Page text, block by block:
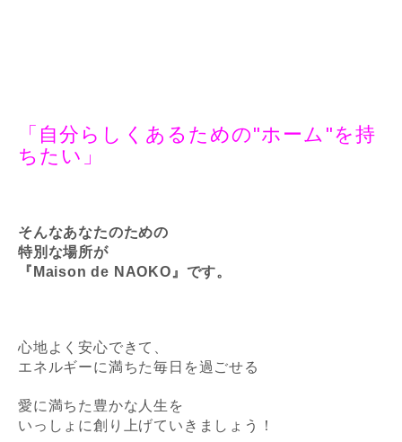
「自分らしくあるための"ホーム"を持
ちたい」
そんなあなたのための
特別な場所が
『Maison de NAOKO』です。
心地よく安心できて、
エネルギーに満ちた毎日を過ごせる
愛に満ちた豊かな人生を
いっしょに創り上げていきましょう！